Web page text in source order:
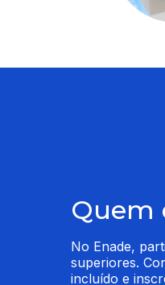
Quem
No Enade,
superiores.
incluído e